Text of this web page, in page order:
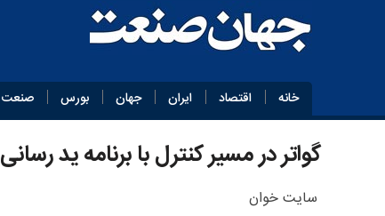
خانه اقتصاد ایران جهان بورس صنعت
گواتر در مسیر کنترل با برنامه ید رسانی
سایت خوان